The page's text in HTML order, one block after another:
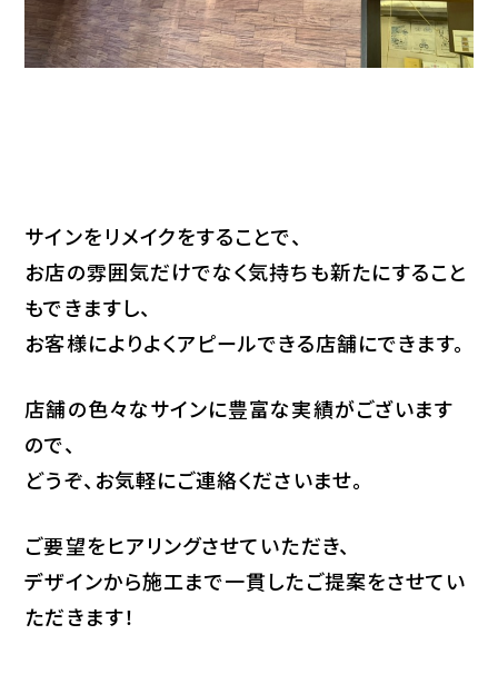
サインをリメイクをすることで、
お店の雰囲気だけでなく気持ちも新たにすること
もできますし、
お客様によりよくアピールできる店舗にできます。
店舗の色々なサインに豊富な実績がございます
ので、
どうぞ、お気軽にご連絡くださいませ。
ご要望をヒアリングさせていただき、
デザインから施工まで一貫したご提案をさせてい
ただきます！